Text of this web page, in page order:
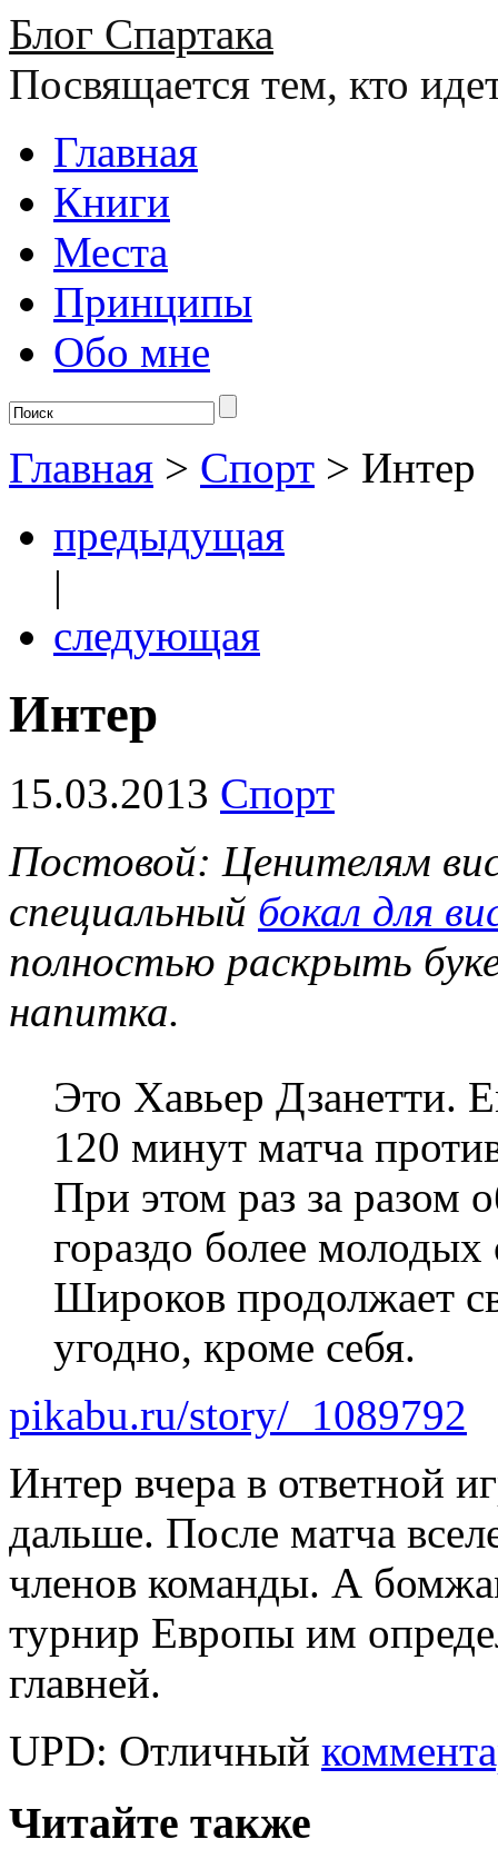
Блог Спартака
Посвящается тем, кто
Главная
Книги
Места
Принципы
Обо мне
Главная > Спорт > Интер
предыдущая
|
следующая
Интер
15.03.2013 Спорт
Постовой: Ценителям
специальный бокал для
полностью раскрыть
напитка.
Это Хавьер Дзанетти.
120 минут матча
При этом раз за разом
гораздо более
Широков продолжает
угодно, кроме себя.
pikabu.ru/story/_1089792
Интер вчера в ответной
дальше. После матча
членов команды. А
турнир Европы им
главней.
UPD: Отличный
Читайте также